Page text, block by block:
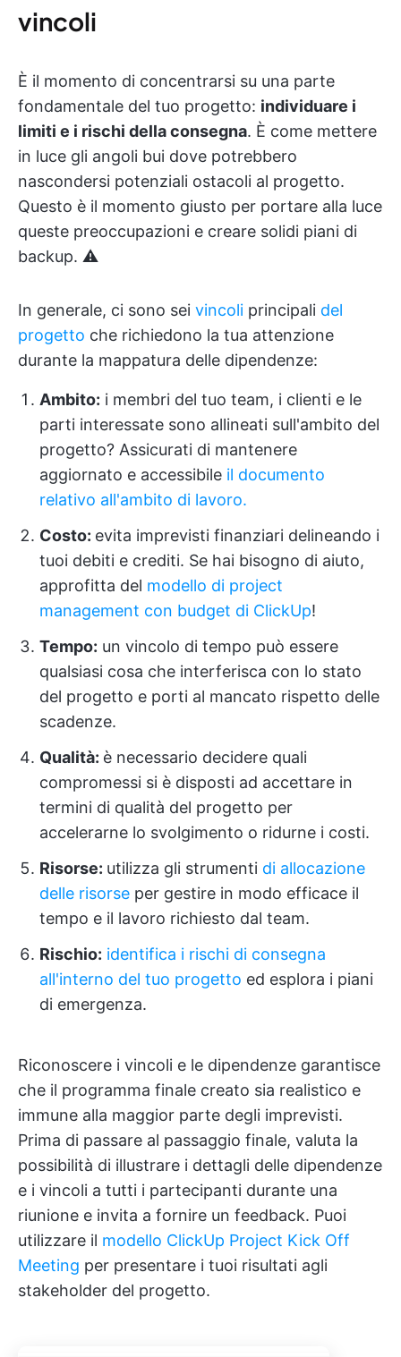
vincoli
È il momento di concentrarsi su una parte
fondamentale del tuo progetto: individuare i
limiti e i rischi della consegna. È come mettere
in luce gli angoli bui dove potrebbero
nascondersi potenziali ostacoli al progetto.
Questo è il momento giusto per portare alla luce
queste preoccupazioni e creare solidi piani di
backup. ⚠️
In generale, ci sono sei vincoli principali del
progetto che richiedono la tua attenzione
durante la mappatura delle dipendenze:
Ambito: i membri del tuo team, i clienti e le
parti interessate sono allineati sull'ambito del
progetto? Assicurati di mantenere
aggiornato e accessibile il documento
relativo all'ambito di lavoro.
Costo: evita imprevisti finanziari delineando i
tuoi debiti e crediti. Se hai bisogno di aiuto,
approfitta del modello di project
management con budget di ClickUp!
Tempo: un vincolo di tempo può essere
qualsiasi cosa che interferisca con lo stato
del progetto e porti al mancato rispetto delle
scadenze.
Qualità: è necessario decidere quali
compromessi si è disposti ad accettare in
termini di qualità del progetto per
accelerarne lo svolgimento o ridurne i costi.
Risorse: utilizza gli strumenti di allocazione
delle risorse per gestire in modo efficace il
tempo e il lavoro richiesto dal team.
Rischio: identifica i rischi di consegna
all'interno del tuo progetto ed esplora i piani
di emergenza.
Riconoscere i vincoli e le dipendenze garantisce
che il programma finale creato sia realistico e
immune alla maggior parte degli imprevisti.
Prima di passare al passaggio finale, valuta la
possibilità di illustrare i dettagli delle dipendenze
e i vincoli a tutti i partecipanti durante una
riunione e invita a fornire un feedback. Puoi
utilizzare il modello ClickUp Project Kick Off
Meeting per presentare i tuoi risultati agli
stakeholder del progetto.